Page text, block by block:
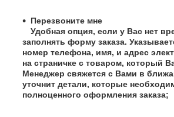
Перезвоните мне
Удобная опция, если у Вас нет
заполнять форму заказа.
номер телефона, имя, и адрес
на страничке с товаром, который
Менеджер свяжется с Вами в
уточнит детали, которые
полноценного оформления заказа;